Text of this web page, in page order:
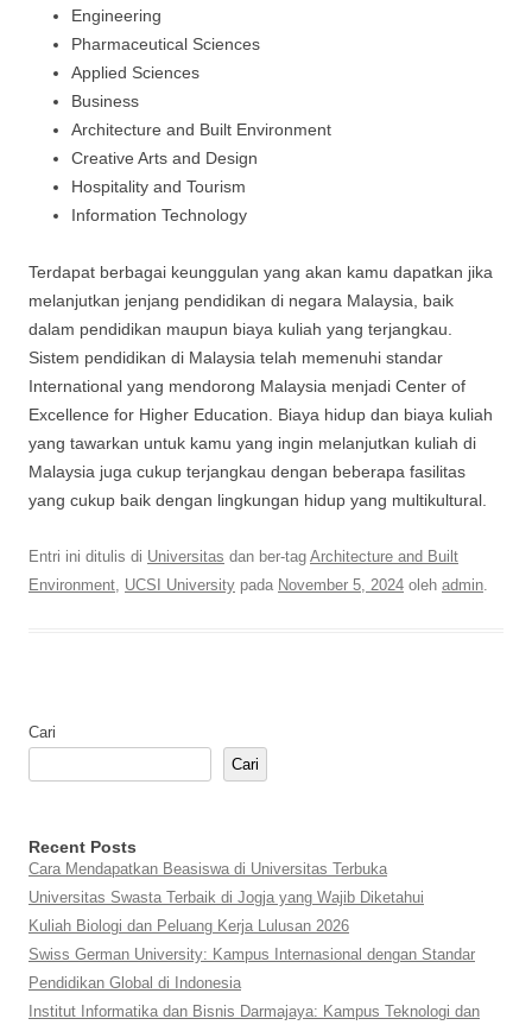
Engineering
Pharmaceutical Sciences
Applied Sciences
Business
Architecture and Built Environment
Creative Arts and Design
Hospitality and Tourism
Information Technology
Terdapat berbagai keunggulan yang akan kamu dapatkan jika
melanjutkan jenjang pendidikan di negara Malaysia, baik
dalam pendidikan maupun biaya kuliah yang terjangkau.
Sistem pendidikan di Malaysia telah memenuhi standar
International yang mendorong Malaysia menjadi Center of
Excellence for Higher Education. Biaya hidup dan biaya kuliah
yang tawarkan untuk kamu yang ingin melanjutkan kuliah di
Malaysia juga cukup terjangkau dengan beberapa fasilitas
yang cukup baik dengan lingkungan hidup yang multikultural.
Entri ini ditulis di Universitas dan ber-tag Architecture and Built
Environment, UCSI University pada November 5, 2024 oleh admin.
Cari
Cari
Recent Posts
Cara Mendapatkan Beasiswa di Universitas Terbuka
Universitas Swasta Terbaik di Jogja yang Wajib Diketahui
Kuliah Biologi dan Peluang Kerja Lulusan 2026
Swiss German University: Kampus Internasional dengan Standar
Pendidikan Global di Indonesia
Institut Informatika dan Bisnis Darmajaya: Kampus Teknologi dan